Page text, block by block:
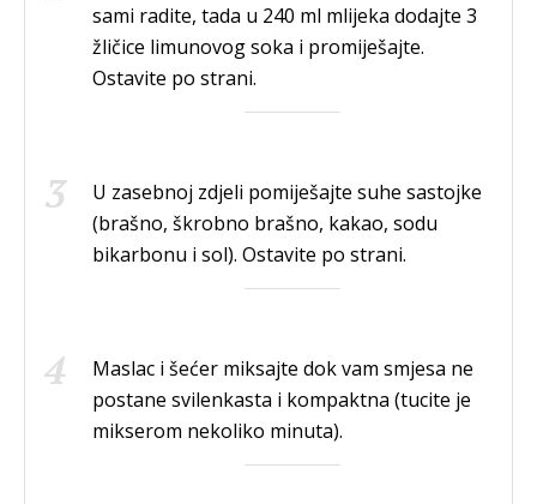
sami radite, tada u 240 ml mlijeka dodajte 3
žličice limunovog soka i promiješajte.
Ostavite po strani.
U zasebnoj zdjeli pomiješajte suhe sastojke
(brašno, škrobno brašno, kakao, sodu
bikarbonu i sol). Ostavite po strani.
Maslac i šećer miksajte dok vam smjesa ne
postane svilenkasta i kompaktna (tucite je
mikserom nekoliko minuta).